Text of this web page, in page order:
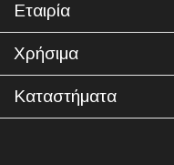
Εταιρία
Χρήσιμα
Καταστήματα